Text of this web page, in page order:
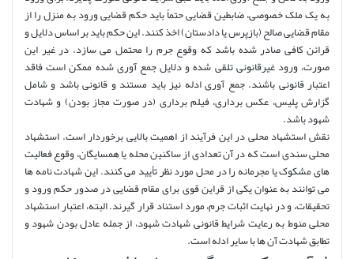
به یک ملک خصوصی، ضابطین قضایی حتماً باید حکم قضایی ورود به منزل را از
مقام قضایی صالح (بازپرس یا دادستان) اخذ کنند. این حکم باید بر اساس دلایل و
قرائن کافی صادر شده باشد که وقوع جرم را محتمل می سازد. در غیر این
صورت، ورود غیرقانونی تلقی شده و دلایل جمع آوری شده ممکن است فاقد
اعتبار قانونی باشند. جمع آوری ادله نیز باید مستند و قانونی باشد و شامل
گزارش پلیس، عکس برداری، فیلم برداری (در صورت مجاز بودن) و شهادت
شهود باشد.
نقش استشهاد محلی در این فرآیند از اهمیت بالایی برخوردار است. استشهاد
محلی سندی است که در آن تعدادی از ساکنین محله یا همسایگان، وقوع فعالیت
های مشکوک یا مجرمانه را در محل مورد نظر تأیید می کنند. این شهادت نامه ها
می توانند به عنوان یکی از قراین قوی برای مقام قضایی در صدور حکم ورود و
تحقیقات، و در نهایت اثبات جرم، مورد استناد قرار گیرند. البته، اعتبار استشهاد
محلی منوط به رعایت شرایط قانونی شهادت شهود، از جمله عادل بودن شهود و
تطابق شهادت آن ها با سایر ادله است.